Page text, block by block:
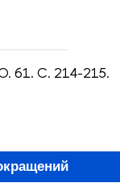
61. С. 214-215.